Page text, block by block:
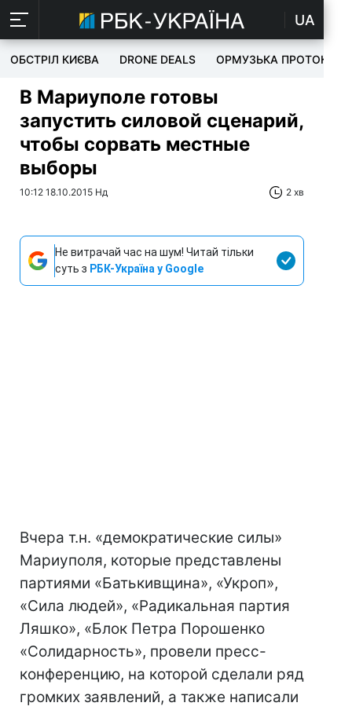
UA
ОБСТРІЛ КИЄВА DRONE DEALS ОРМУЗЬКА ПРОТОКА
В Мариуполе готовы
запустить силовой сценарий,
чтобы сорвать местные
выборы
10:12 18.10.2015 Нд 2 хв
Не витрачай час на шум! Читай тільки
суть з РБК-Україна у Google
Вчера т.н. «демократические силы»
Мариуполя, которые представлены
партиями «Батькивщина», «Укроп»,
«Сила людей», «Радикальная партия
Ляшко», «Блок Петра Порошенко
«Солидарность», провели пресс-
конференцию, на которой сделали ряд
громких заявлений, а также написали